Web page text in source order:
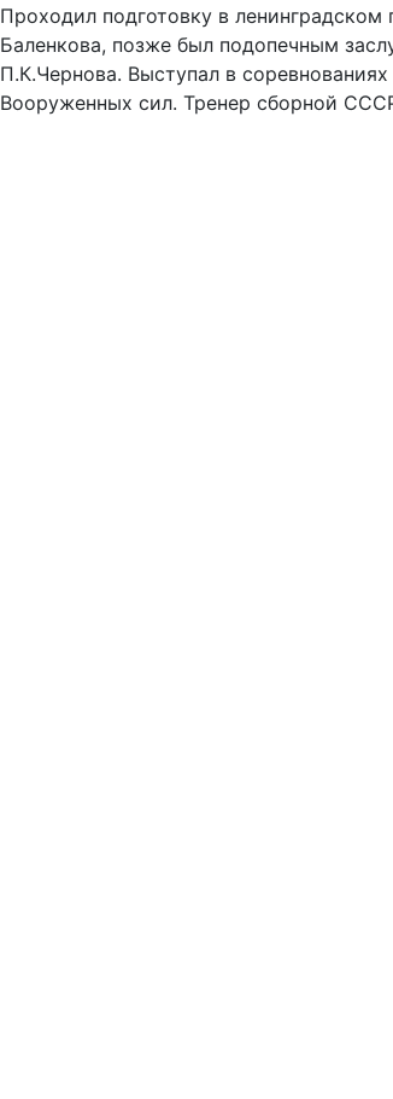
Проходил подготовку в
Баленкова, позже был подопечным
П.К.Чернова. Выступал в
Вооруженных сил. Тренер сборной